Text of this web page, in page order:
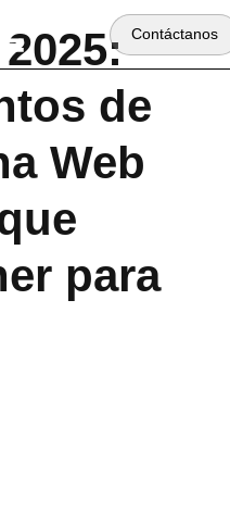
Contáctanos
de
Web
para